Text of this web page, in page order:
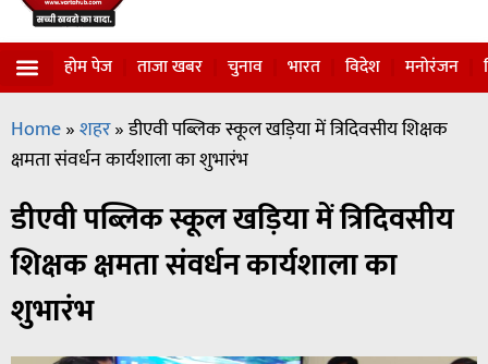
होम पेज ताजा खबर चुनाव भारत विदेश मनोरंजन
Home»शहर»डीएवी पब्लिक स्कूल खड़िया में त्रिदिवसीय शिक्षक
क्षमता संवर्धन कार्यशाला का शुभारंभ
डीएवी पब्लिक स्कूल खड़िया में त्रिदिवसीय
शिक्षक क्षमता संवर्धन कार्यशाला का
शुभारंभ